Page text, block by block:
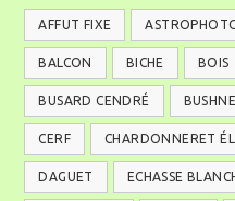
AFFUT FIXE
BALCON BICHE BOIS
BUSARD CENDRÉ
CERF CHARDONNERET
DAGUET ECHASSE